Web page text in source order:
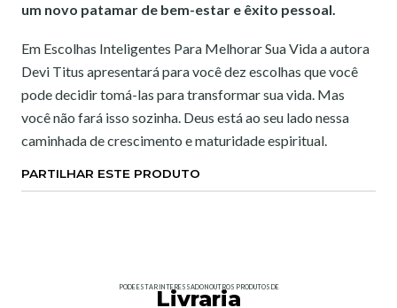
um novo patamar de bem-estar e êxito pessoal.
Em Escolhas Inteligentes Para Melhorar Sua Vida a autora
Devi Titus apresentará para você dez escolhas que você
pode decidir tomá-las para transformar sua vida. Mas
você não fará isso sozinha. Deus está ao seu lado nessa
caminhada de crescimento e maturidade espiritual.
PARTILHAR ESTE PRODUTO
PODE ESTAR INTERESSADO NOUTROS PRODUTOS DE
Livraria